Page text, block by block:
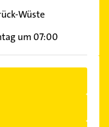
Wüste
um 07:00